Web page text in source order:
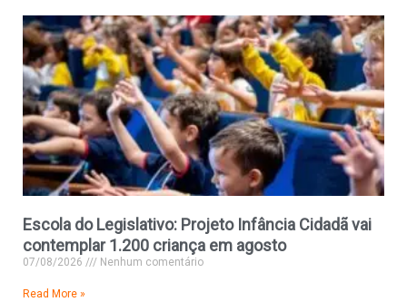
Escola do Legislativo: Projeto Infância Cidadã vai
contemplar 1.200 criança em agosto
07/08/2026 Nenhum comentário
Read More »